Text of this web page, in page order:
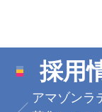
採用
アマゾンラ